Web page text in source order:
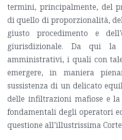
termini, principalmente, del
di quello di proporzionalità,
giusto procedimento e
giurisdizionale. Da qui la
amministrativi, i quali con
emergere, in maniera
sussistenza di un delicato
delle infiltrazioni mafiose e
fondamentali degli operatori
questione all’illustrissima